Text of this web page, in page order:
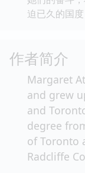
迫已久的国
作者简介
Margaret
and grew
and
degree
of Toronto
Radcliffe